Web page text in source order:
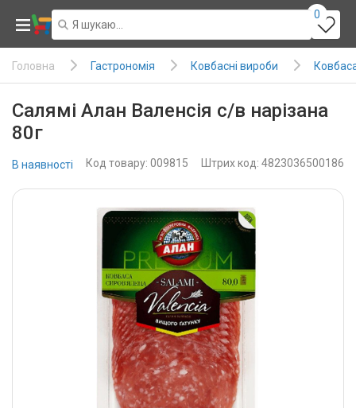
0
Головна Гастрономія Ковбасні вироби
Салямі Алан Валенсія с/в нарізана
80г
В наявності Код товару: 009815 Штрих код: 4823036500186